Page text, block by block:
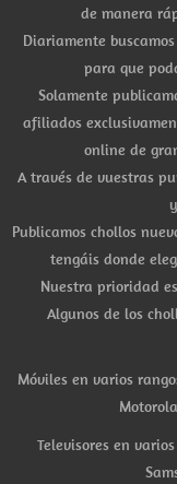
de manera
Diariamente
para que
Solamente
afiliados
online de
A través de vuestras
Publicamos chollos
tengáis donde
Nuestra prioridad
Algunos de los
Móviles en varios
Televisores en